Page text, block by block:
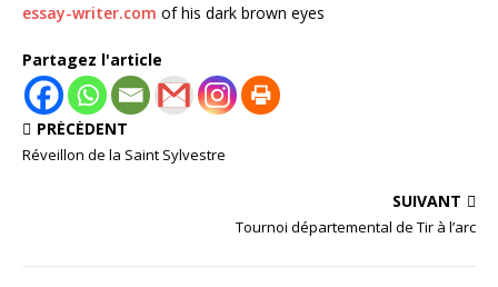
essay-writer.com of his dark brown eyes
Partagez l'article
PRÉCÉDENT
Réveillon de la Saint Sylvestre
SUIVANT
Tournoi départemental de Tir à l’arc